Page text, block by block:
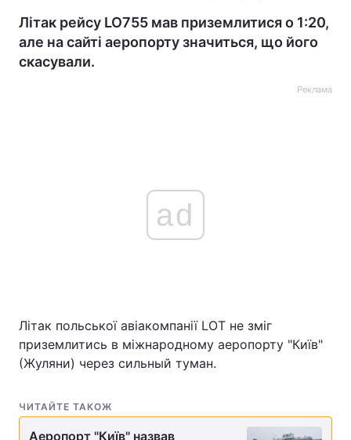
Літак рейсу LO755 мав приземлитися о 1:20,
але на сайті аеропорту значиться, що його
скасували.
Реклама
ad
Літак польської авіакомпанії LOT не зміг
приземлитись в міжнародному аеропорту "Київ"
(Жуляни) через сильный туман.
ЧИТАЙТЕ ТАКОЖ
Аеропорт "Київ" назвав